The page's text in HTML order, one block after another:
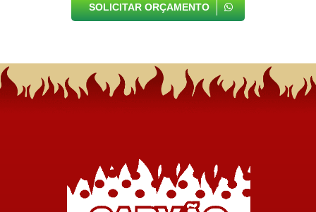
SOLICITAR ORÇAMENTO